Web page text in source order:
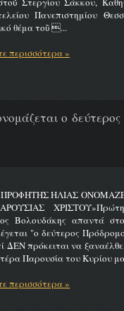
Πανεπιστημίου
θέμα τοῦ ...
περισσότερα »
ο
ΠΡΟΦΗΤΗΣ ΗΛΙΑΣ
Βολουδάκης απαντά
"ο δεύτερος
ΔΕΝ πρόκειται να
Παρουσία του Κυρίου
περισσότερα »